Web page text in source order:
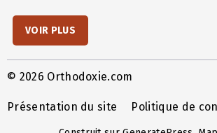
VOIR PLUS
© 2026 Orthodoxie.com
Présentation du site Politique de